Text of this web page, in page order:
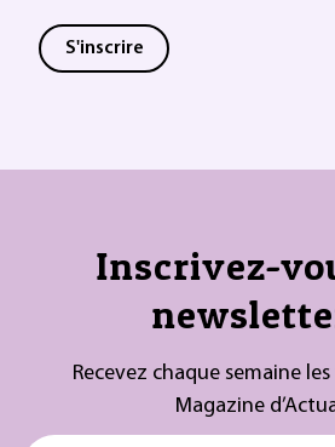
S'inscrire
Inscrivez-
Recevez chaque semaine
Magazine